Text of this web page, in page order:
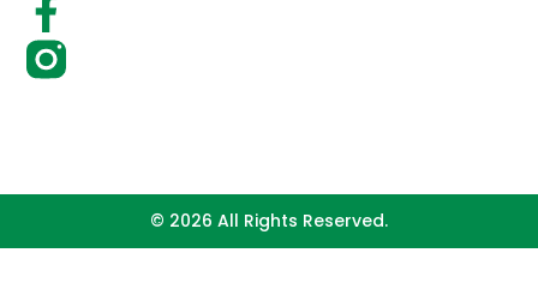
© 2026 All Rights Reserved.